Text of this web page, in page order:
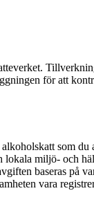
för att
som
miljö- och
baseras på
vara